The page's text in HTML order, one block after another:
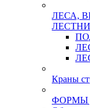
ЛЕСА,
Краны
ФОРМЫ